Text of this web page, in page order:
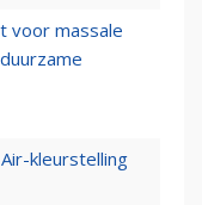
voor massale
kleurstelling